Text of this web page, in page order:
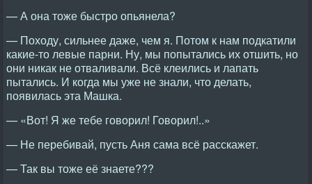
— А она тоже быстро опьянела?
— Походу, сильнее даже, чем я. Потом к нам подкатили
какие-то левые парни. Ну, мы попытались их отшить, но
они никак не отваливали. Всё клеились и лапать
пытались. И когда мы уже не знали, что делать,
появилась эта Машка.
— «Вот! Я же тебе говорил! Говорил!..»
— Не перебивай, пусть Аня сама всё расскажет.
— Так вы тоже её знаете???